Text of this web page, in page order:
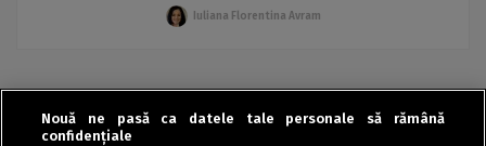
Iuliana Florentina Avram
« ‹ › »
Nouă ne pasă ca datele tale personale să rămână
confidențiale